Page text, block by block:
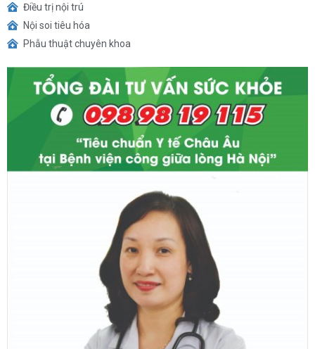
Điều trị nội trú
Nội soi tiêu hóa
Phẫu thuật chuyên khoa